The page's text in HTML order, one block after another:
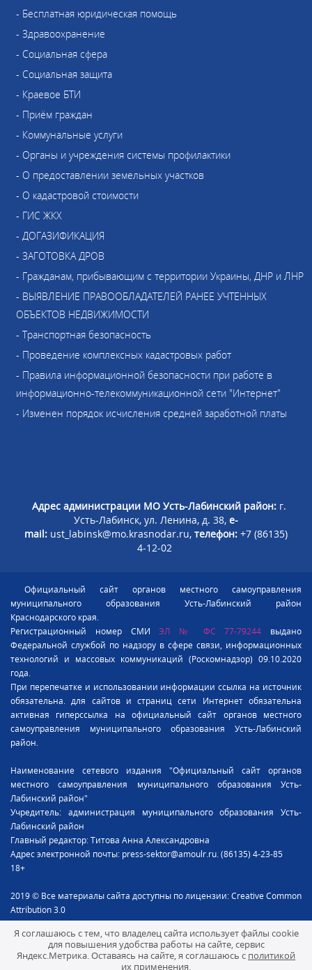
- Бесплатная юридическая помощь
- Здравоохранение
- Социальная сфера
- Социальная защита
- Краевое БТИ
- Приём граждан
- Коммунальные услуги
- Органы и учреждения системы профилактики
- О предоставлении земельных участков
- О кадастровой стоимости
- ГИС ЖКХ
- ДОГАЗИФИКАЦИЯ
- ЗАГОТОВКА ДРОВ
- Гражданам, прибывающим с территории Украины, ДНР и ЛНР
- ВЫЯВЛЕНИЕ ПРАВООБЛАДАТЕЛЕЙ РАНЕЕ УЧТЕННЫХ
ОБЪЕКТОВ НЕДВИЖИМОСТИ
- Транспортная безопасность
- Проведение комплексных кадастровых работ
- Правила информационной безопасности при работе в
информационно-телекоммуникационной сети "Интернет"
- Изменен порядок исчисления средней заработной платы
Адрес администрации МО Усть-Лабинский район: г.
Усть-Лабинск, ул. Ленина, д. 38, e-
mail: ust_labinsk@mo.krasnodar.ru, телефон: +7 (86135)
4-12-02
Официальный сайт органов местного самоуправления
муниципального образования Усть-Лабинский район
Краснодарского края.
Регистрационный номер СМИЭЛ № ФС 77-79244 выдано
Федеральной службой по надзору в сфере связи, информационных
технологий и массовых коммуникаций (Роскомнадзор) 09.10.2020
года.
При перепечатке и использовании информации ссылка на источник
обязательна. для сайтов и страниц сети Интернет обязательна
активная гиперссылка на официальный сайт органов местного
самоуправления муниципального образования Усть-Лабинский
район.
Наименование сетевого издания "Официальный сайт органов
местного самоуправления муниципального образования Усть-
Лабинский район"
Учредитель: администрация муниципального образования Усть-
Лабинский район
Главный редактор: Титова Анна Александровна
Адрес электронной почты: press-sektor@amoulr.ru. (86135) 4-23-85
18+
2019 © Все материалы сайта доступны по лицензии: Creative Common
Attribution 3.0
Я соглашаюсь с тем, что владелец сайта использует файлы cookie
для повышения удобства работы на сайте, сервис
Яндекс.Метрика. Оставаясь на сайте, я соглашаюсь с политикой
их применения.